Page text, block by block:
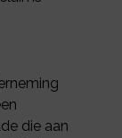
die aan